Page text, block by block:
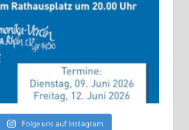
Folge uns auf Instagram